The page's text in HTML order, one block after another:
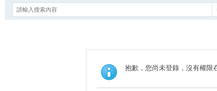
抱歉，您尚未登錄，沒有權限